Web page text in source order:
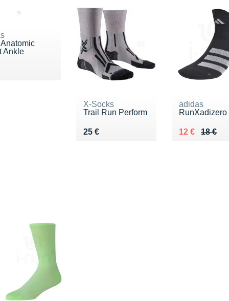
Ankle
X-Socks
Trail Run Perform
25 €
Vendu 25 €
adidas
RunXadizero
18 €
Au lieu de
12 €
Vendu 12 €